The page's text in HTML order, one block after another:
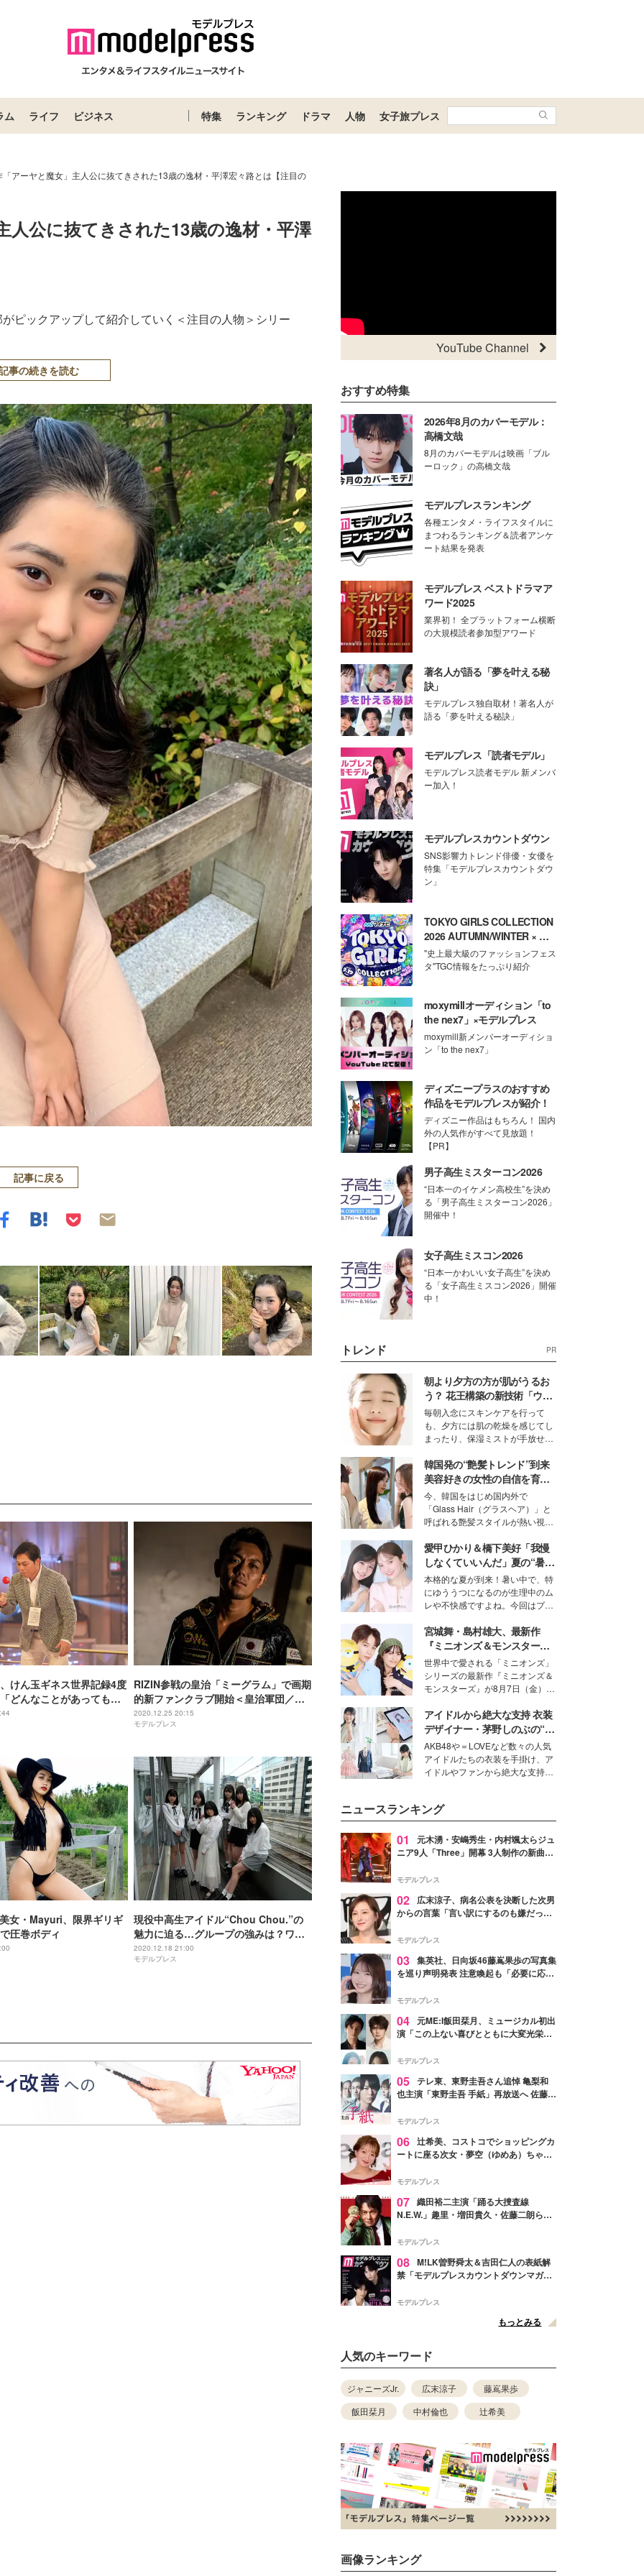
ム ライフ ビジネス 特集 ランキング ドラマ 人物 女子旅プレス
「アーヤと魔女」主人公に抜てきされた13歳の逸材・平澤宏々路とは【注目の
人公に抜てきされた13歳の逸材・平澤
ピックアップして紹介していく＜注目の人物＞シリー
事の続きを読む
記事に戻る
けん玉ギネス世界記録4度
どんなことがあっても決
白リハ1日目＞
RIZIN参戦の皇治「ミーグラム」で画期
的新ファンクラブ開始＜皇治軍団／Mi-
glamu＞
2020.12.25 20:15
モデルプレス
女・Mayuri、限界ギリギ
圧巻ボディ
現役中高生アイドル“Chou Chou.”の
魅力に迫る…グループの強みは？ワン
マンライブの意気込みは？
2020.12.18 21:00
モデルプレス
YouTube Channel
おすすめ特集
2026年8月のカバーモデル：
高橋文哉
8月のカバーモデルは映画「ブル
ーロック」の高橋文哉
モデルプレスランキング
各種エンタメ・ライフスタイルに
まつわるランキング＆読者アンケ
ート結果を発表
モデルプレス ベストドラマア
ワード2025
業界初！ 全プラットフォーム横断
の大規模読者参加型アワード
著名人が語る「夢を叶える秘
訣」
モデルプレス独自取材！著名人が
語る「夢を叶える秘訣」
モデルプレス「読者モデル」
モデルプレス読者モデル 新メンバ
ー加入！
モデルプレスカウントダウン
SNS影響力トレンド俳優・女優を
特集「モデルプレスカウントダウ
ン」
TOKYO GIRLS COLLECTION
2026 AUTUMN/WINTER × モ
デルプレス
"史上最大級のファッションフェス
タ"TGC情報をたっぷり紹介
moxymillオーディション「to
the nex7」×モデルプレス
moxymill新メンバーオーディショ
ン「to the nex7」
ディズニープラスのおすすめ
作品をモデルプレスが紹介！
ディズニー作品はもちろん！ 国内
外の人気作がすべて見放題！
【PR】
男子高生ミスターコン2026
“日本一のイケメン高校生”を決め
る「男子高生ミスターコン2026」
開催中！
女子高生ミスコン2026
“日本一かわいい女子高生”を決め
る「女子高生ミスコン2026」開催
中！
トレンド PR
朝より夕方の方が肌がうるお
う？ 花王構築の新技術「ウォ
ーターキャプチャリングスキ
ン（捕水肌）」がスキンケア
の常識を変える予感
毎朝入念にスキンケアを行って
も、夕方には肌の乾燥を感じてし
まったり、保湿ミストが手放せな
な美容の常識を大きく変える可能
性を秘めた、革新的な「Water
Capturing Skin（ウォーターキャ
プチャリングスキン：捕水肌）」
技術を、花王が構築した。
韓国発の“艶髪トレンド”到来
美容好きの女性の自信を育む
「ヘアケア事情」って？
今、韓国をはじめ国内外で
「Glass Hair（グラスヘア）」と
呼ばれる艶髪スタイルが熱い視線
ションの完成度を高めるベースと
して、“髪そのものの美しさ”に改
めて注目する人が増えている様
子。今回は、そんな憧れの艶やか
な髪を日常で叶える、美容好きの
女性たちのヘアケア事情を紹介し
ます。
愛甲ひかり＆橋下美好「我慢
しなくていいんだ」夏の“暑さ
対策”の新しい選択肢とは？
本格的な夏が到来！暑い中で、特
にゆううつになるのが生理中のム
レや不快感ですよね。今回はプラ
モデル・愛甲ひかりさんと橋下美
好さんを迎えて本音で女子会トー
ク。猛暑のお出かけを快適に過ご
すヒントや、2人が感動した夏の
生理の新常識にも迫りました。
宮城舞・島村雄大、最新作
『ミニオンズ＆モンスター
ズ』の魅力熱弁 ハチャメチャ
だけじゃない“友情と絆”に感
動
世界中で愛される「ミニオンズ」
シリーズの最新作『ミニオンズ＆
モンスターズ』が8月7日（金）に
ニオン好き”という共通点を持つモ
デルの宮城舞と島村雄大の特別対
談をお届け！それぞれの視点か
ら、今作ならではの魅力や予想外
の感動をもたらす奥深いストーリ
ーについて熱く語り合ってもらっ
アイドルから絶大な支持 衣装
デザイナー・茅野しのぶの“可
愛い”を作る美学＜「シチズン
クロスシー」インタビュー＞
AKB48や＝LOVEなど数々の人気
アイドルたちの衣装を手掛け、ア
イドルやファンから絶大な支持を
ター・茅野しのぶ。一人ひとりの
個性に寄り添い、魅力を引き出す
衣装作りは、多くの女性たちに勇
気と自信を与え続けている。
ニュースランキング
01
元木湧・安嶋秀生・内村颯太らジュ
ニア9人「Three」開幕 3人制作の新曲＆
進んで夢を掴みたい」【ゲネプロレポ】
モデルプレス
02
広末涼子、病名公表を決断した次男
からの言葉「言い訳にするのも嫌だっ
モデルプレス
03 集英社、日向坂46藤嶌果歩の写真集
を巡り声明発表 注意喚起も「必要に応じ
モデルプレス
04 元ME:I飯田栞月、ミュージカル初出
演「この上ない喜びとともに大変光栄」
ャスト発表
モデルプレス
05 テレ東、東野圭吾さん追悼 亀梨和
也主演「東野圭吾 手紙」再放送へ 佐藤隆
モデルプレス
06 辻希美、コストコでショッピングカ
ートに座る次女・夢空（ゆめあ）ちゃん
ぎ」「成長を感じる」の声
モデルプレス
07 織田裕二主演「踊る大捜査線
N.E.W.」趣里・増田貴久・佐藤二朗ら新
徴する“謎のキーワード”も
モデルプレス
08 M!LK曽野舜太＆吉田仁人の表紙解
禁「モデルプレスカウントダウンマガジ
モデルプレス
もっとみる
人気のキーワード
ジャニーズJr. 広末涼子
藤嶌果歩
飯田栞月
中村倫也 辻希美
画像ランキング